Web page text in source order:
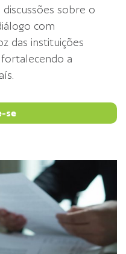
sobre o
com
das instituições
a
se